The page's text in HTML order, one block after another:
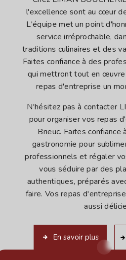
l'excellence sont au cœur
L'équipe met un point
service irréprochable,
traditions culinaires et des
Faites confiance à des
qui mettront tout en
repas d'entreprise un
N'hésitez pas à contacter
pour organiser vos repas
Brieuc. Faites confiance
gastronomie pour
professionnels et régaler
vous séduire par des
authentiques, préparés
faire. Vos repas
aussi
En savoir plus